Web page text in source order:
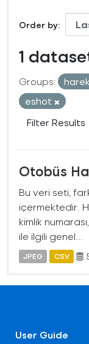
Order by
1
Groups:
eshot
Filter Results
Otobüs
Bu veri seti,
içermektedir.
kimlik
ile ilgili genel...
JPEG CSV
User Guide